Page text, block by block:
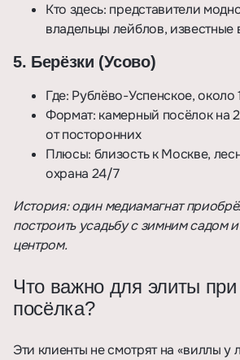
Кто здесь: представители
владельцы лейблов, известные
5. Берёзки (Усово)
Где: Рублёво-Успенское, около
Формат: камерный посёлок на
от посторонних
Плюсы: близость к Москве,
охрана 24/7
История: один медиамагнат
построить усадьбу с зимним садом
центром.
Что важно для элиты
посёлка?
Эти клиенты не смотрят на «виллы у